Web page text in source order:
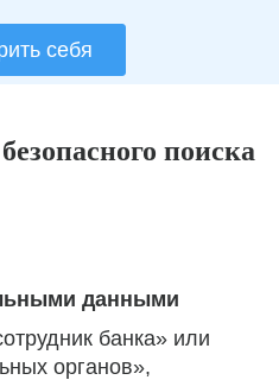
себя
поиска
данными
банка» или
органов»,